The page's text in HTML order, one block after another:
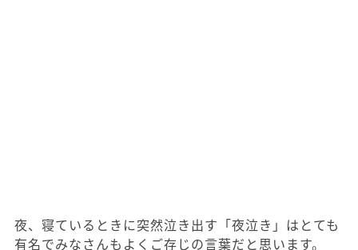
夜、寝ているときに突然泣き出す「夜泣き」はとても
有名でみなさんもよくご存じの言葉だと思います。